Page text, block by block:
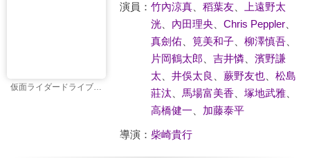
仮面ライダードライブ サプライズ・フューチャー
演員： 竹內涼真、 稻葉友、
上遠野太
洸、 內田理央、 Chris Peppler、
真劍佑、 筧美和子、 柳澤慎吾、
片岡鶴太郎
吉井憐、 濱野謙
太
井俁太良 蕨野友也、 松島
莊汰
馬場富美香 塚地武雅、
高橋健一
加藤泰平
導演： 柴崎貴行